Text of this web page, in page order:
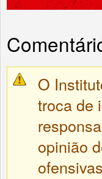
O
troca de
opinião